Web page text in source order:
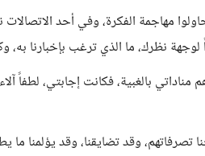
مهاجمة الفكرة، وفي أحد
نظرك، ما الذي ترغب بإخبارنا به،
بالغبية، فكانت إجابتي، لطفاً
تصرفاتهم، وقد تضايقنا، وقد يؤلمنا